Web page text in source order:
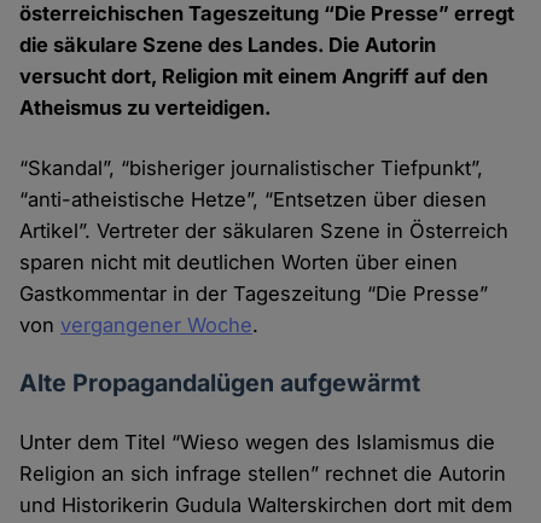
österreichischen Tageszeitung “Die Presse” erregt
die säkulare Szene des Landes. Die Autorin
versucht dort, Religion mit einem Angriff auf den
Atheismus zu verteidigen.
“Skandal”, “bisheriger journalistischer Tiefpunkt”,
“anti-atheistische Hetze”, “Entsetzen über diesen
Artikel”. Vertreter der säkularen Szene in Österreich
sparen nicht mit deutlichen Worten über einen
Gastkommentar in der Tageszeitung “Die Presse”
vonvergangener Woche.
Alte Propagandalügen aufgewärmt
Unter dem Titel “Wieso wegen des Islamismus die
Religion an sich infrage stellen” rechnet die Autorin
und Historikerin Gudula Walterskirchen dort mit dem